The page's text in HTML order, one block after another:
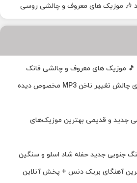
🎶 موزیک‌ های معروف و چالشی روسی
🎵 موزیک‌ های معروف و چالشی فانک
دانلود مجموعه آهنگ برای چالش تغییر ناخن MP3 مخصوص دیده
جدید و قدیمی بهترین موزیک‌های
جنوبی جدید حفله شاد اسلو و سنگین
آهنگای بریک دنس + پخش آنلاین